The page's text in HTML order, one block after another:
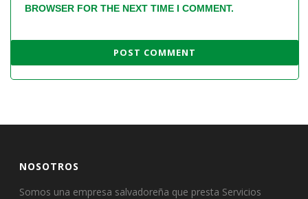
BROWSER FOR THE NEXT TIME I COMMENT.
NOSOTROS
Somos una empresa salvadoreña que presta Servicios